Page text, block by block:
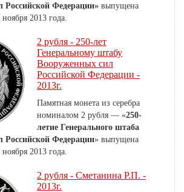
Российской Федерации» выпущена
ноября 2013 года.
2 рубля - 250-лет
Генеральному штабу
Вооруженных сил
Российской Федерации -
2013г.
Памятная монета из серебра
номиналом 2 рубля — «250-
летие Генерального штаба
Российской Федерации» выпущена
2013 года.
2 рубля - Сметанина Р.П. -
2013г.